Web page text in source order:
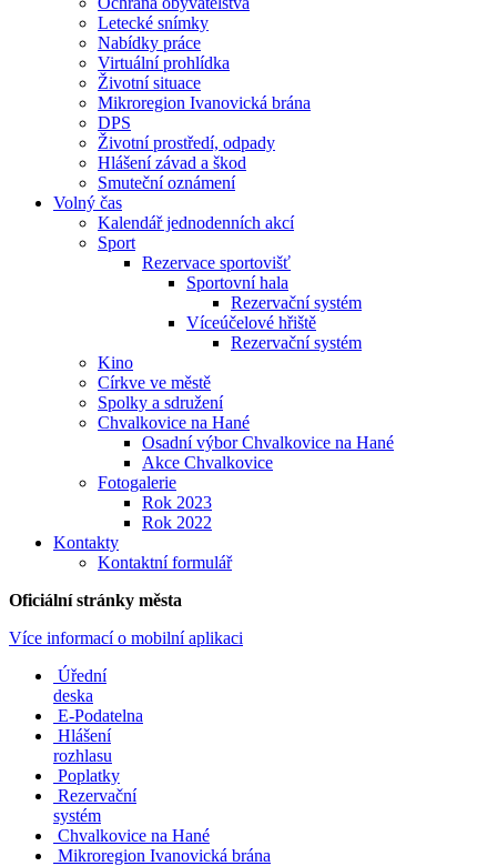
Letecké snímky
Nabídky práce
Virtuální prohlídka
Životní situace
Mikroregion Ivanovická brána
DPS
Životní prostředí, odpady
Hlášení závad a škod
Smuteční oznámení
Volný čas
Kalendář jednodenních akcí
Sport
Rezervace sportovišť
Sportovní hala
Rezervační systém
Víceúčelové hřiště
Rezervační systém
Kino
Církve ve městě
Spolky a sdružení
Chvalkovice na Hané
Osadní výbor Chvalkovice na Hané
Akce Chvalkovice
Fotogalerie
Rok 2023
Rok 2022
Kontakty
Kontaktní formulář
Oficiální stránky města
Více informací o mobilní aplikaci
Úřední
deska
E-Podatelna
Hlášení
rozhlasu
Poplatky
Rezervační
systém
Chvalkovice na Hané
Mikroregion Ivanovická brána